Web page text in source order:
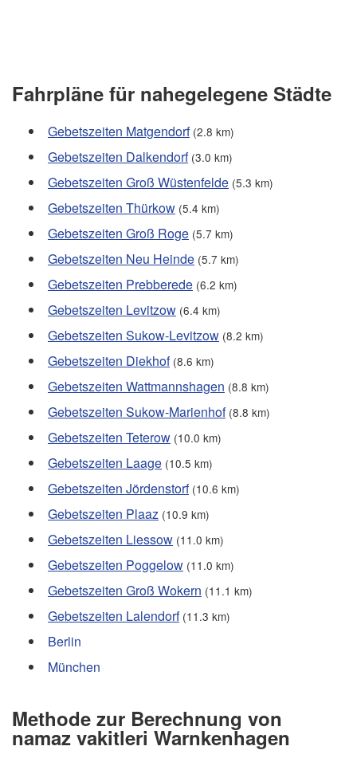
Fahrpläne für nahegelegene Städte
Gebetszeiten Matgendorf (2.8 km)
Gebetszeiten Dalkendorf (3.0 km)
Gebetszeiten Groß Wüstenfelde (5.3 km)
Gebetszeiten Thürkow (5.4 km)
Gebetszeiten Groß Roge (5.7 km)
Gebetszeiten Neu Heinde (5.7 km)
Gebetszeiten Prebberede (6.2 km)
Gebetszeiten Levitzow (6.4 km)
Gebetszeiten Sukow-Levitzow (8.2 km)
Gebetszeiten Diekhof (8.6 km)
Gebetszeiten Wattmannshagen (8.8 km)
Gebetszeiten Sukow-Marienhof (8.8 km)
Gebetszeiten Teterow (10.0 km)
Gebetszeiten Laage (10.5 km)
Gebetszeiten Jördenstorf (10.6 km)
Gebetszeiten Plaaz (10.9 km)
Gebetszeiten Liessow (11.0 km)
Gebetszeiten Poggelow (11.0 km)
Gebetszeiten Groß Wokern (11.1 km)
Gebetszeiten Lalendorf (11.3 km)
Berlin
München
Methode zur Berechnung von
namaz vakitleri Warnkenhagen